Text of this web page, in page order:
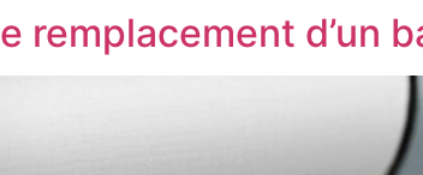
remplacement d’un